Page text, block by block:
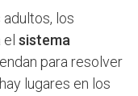
los
sistema
para resolver
lugares en los